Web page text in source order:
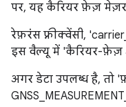
पर, यह कैरियर फ़ेज़
रेफ़रंस फ़्रीक्वेंसी,
इस वैल्यू में 'कैरियर-फ़ेज़
अगर डेटा उपलब्ध है, तो